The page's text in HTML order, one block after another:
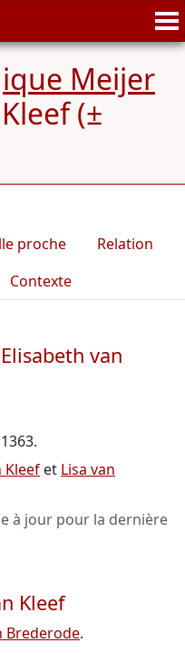
Meijer
(±
proche
Relation
Contexte
van
.
Kleef et Lisa van
à jour pour la dernière
Kleef
Brederode.